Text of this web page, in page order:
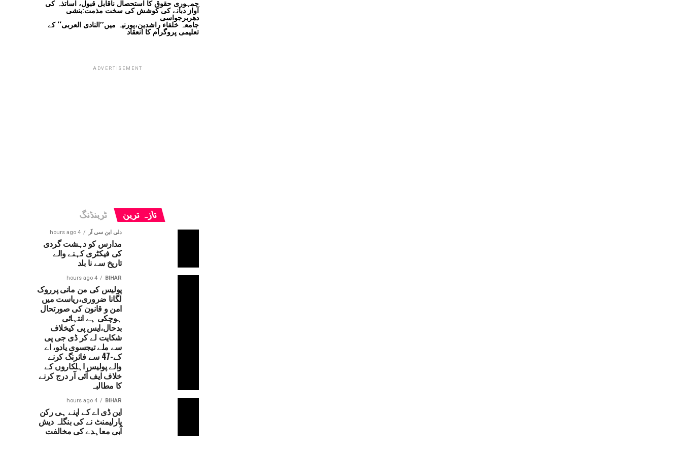
جمہوری حقوق کا استحصال ناقابل قبول، اساتذہ کی
آواز دبانے کی کوشش کی سخت مذمت:بنشی
دھربرجواسی
جامعہ خلفاء راشدین،پورنیہ میں’’النادی العربی‘‘ کے
تعلیمی پروگرام کا انعقاد
ADVERTISEMENT
تازہ ترین ٹرینڈنگ
دلی این سی آر 4 hours ago
مدارس کو دہشت گردی
کی فیکٹری کہنے والے
تاریخ سے نا بلد
BIHAR
4 hours ago
پولیس کی من مانی پرروک
لگانا ضروری،ریاست میں
امن و قانون کی صورتحال
ہوچکی ہے انتہائی
بدحال،ایس پی کیخلاف
شکایت لے کر ڈی جی پی
سے ملے تیجسوی یادو، اے
کے-47 سے فائرنگ کرنے
والے پولیس اہلکاروں کے
خلاف ایف آئی آر درج کرنے
کا مطالبہ
BIHAR
4 hours ago
این ڈی اے کے اپنے ہی رکن
پارلیمنٹ نے کی بنگلہ دیش
آبی معاہدے کی مخالفت